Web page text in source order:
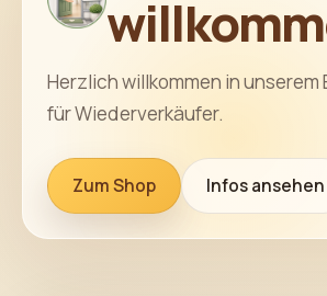
Herzlich willkommen in
für Wiederverkäufer.
Zum Shop Infos ansehen